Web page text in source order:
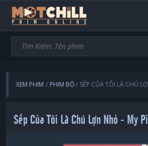
XEM PHIM PHIM BỘ SẾP CỦA TÔI LÀ CHÚ
Sếp Của Tôi Là Chú Lợn Nhỏ - My